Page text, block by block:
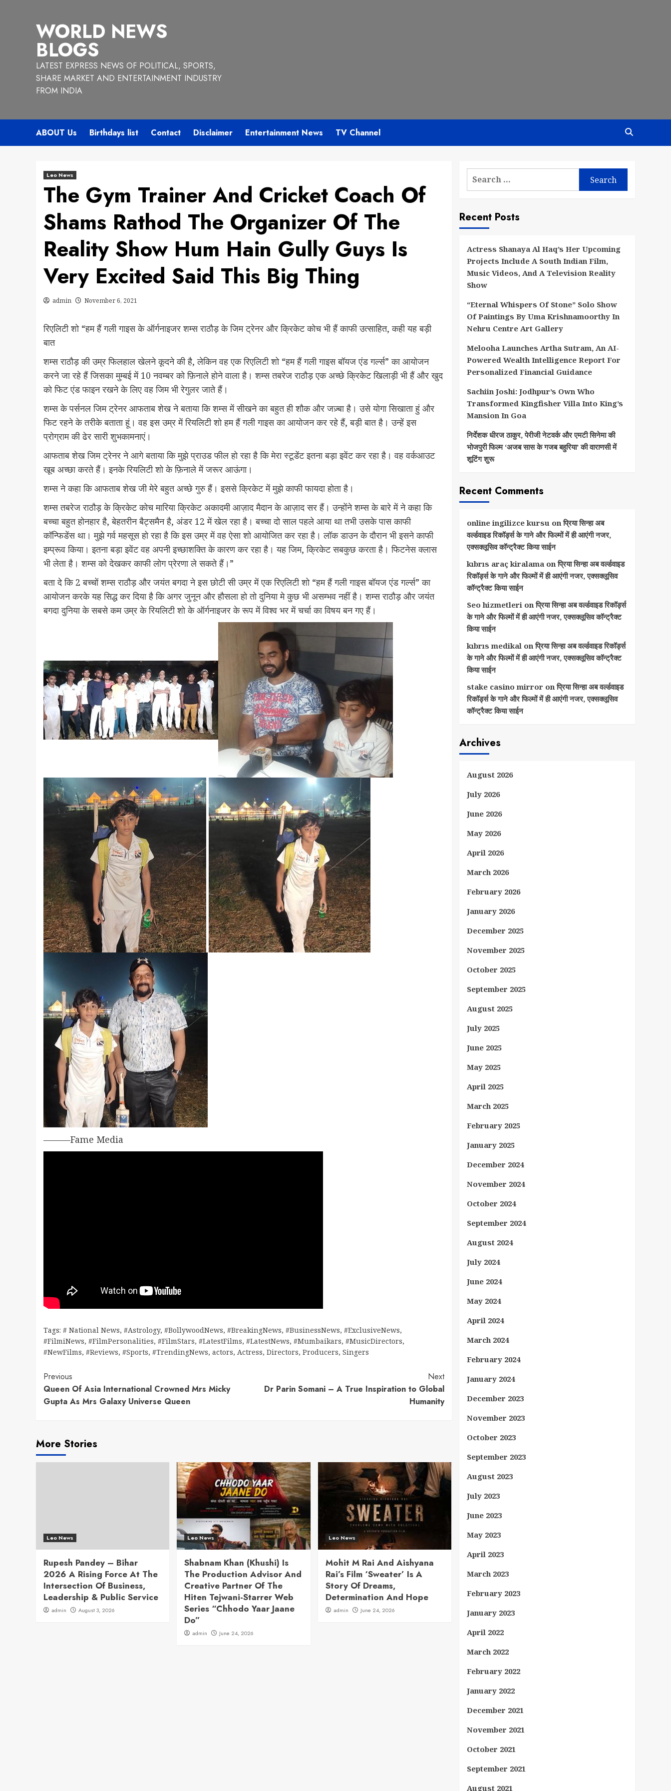
WORLD NEWS
BLOGS
LATEST EXPRESS NEWS OF POLITICAL, SPORTS,
SHARE MARKET AND ENTERTAINMENT INDUSTRY
FROM INDIA
ABOUT Us Birthdays list Contact Disclaimer Entertainment News TV Channel
Leo News
The Gym Trainer And Cricket Coach Of
Shams Rathod The Organizer Of The
Reality Show Hum Hain Gully Guys Is
Very Excited Said This Big Thing
admin November 6, 2021
रिएलिटी शो “हम हैं गली गाइस के ऑर्गनाइजर शम्स राठौड़ के जिम ट्रेनर और क्रिकेट कोच भी हैं काफी उत्साहित, कही यह बड़ी
बात
शम्स राठौड़ की उम्र फिलहाल खेलने कूदने की है, लेकिन वह एक रिएलिटी शो “हम हैं गली गाइस बॉयज एंड गर्ल्स” का आयोजन
करने जा रहे हैं जिसका मुम्बई में 10 नवम्बर को फ़िनाले होने वाला है। शम्स तबरेज राठौड़ एक अच्छे क्रिकेट खिलाड़ी भी हैं और खुद
को फिट एंड फाइन रखने के लिए वह जिम भी रेगुलर जाते हैं।
शम्स के पर्सनल जिम ट्रेनर आफताब शेख ने बताया कि शम्स में सीखने का बहुत ही शौक और जज़्बा है। उसे योगा सिखाता हुं और
फिट रहने के तरीके बताता हूं। वह इस उम्र में रियलिटी शो हम हैं गली गाइस का आयोजन कर रहे हैं, बड़ी बात है। उन्हें इस
प्रोग्राम की ढेर सारी शुभकामनाएं।
आफताब शेख जिम ट्रेनर ने आगे बताया कि मुझे प्राउड फील हो रहा है कि मेरा स्टूडेंट इतना बड़ा इवेंट कर रहा है। वह वर्कआउट
खूब अच्छा करते हैं। इनके रियलिटी शो के फ़िनाले में जरूर आऊंगा।
शम्स ने कहा कि आफताब शेख जी मेरे बहुत अच्छे गुरु हैं। इससे क्रिकेट में मुझे काफी फायदा होता है।
शम्स तबरेज राठौड़ के क्रिकेट कोच मारिया क्रिकेट अकादमी आज़ाद मैदान के आज़ाद सर हैं। उन्होंने शम्स के बारे में ने कहा कि
बच्चा बहुत होनहार है, बेहतरीन बैट्समैन है, अंडर 12 में खेल रहा है। बच्चा दो साल पहले आया था तभी उसके पास काफी
कॉन्फिडेंस था। मुझे गर्व महसूस हो रहा है कि इस उम्र में वह ऐसा शो आयोजित कर रहा है। लॉक डाउन के दौरान भी इसने काफी
इम्प्रूव किया। इतना बड़ा इवेंट वह अपनी इच्छाशक्ति के कारण कर रहा है। यह जिम, क्रिकेट सबकुछ करता है। फिटनेस क्लास
भी लेता है। शम्स को देखकर काफी लोग प्रेरणा ले सकते हैं।”
बता दे कि 2 बच्चों शम्स राठौड़ और जयंत बगदा ने इस छोटी सी उम्र में एक रिएलिटी शो “हम हैं गली गाइस बॉयज एंड गर्ल्स” का
आयोजन करके यह सिद्ध कर दिया है कि अगर जुनून और हौसला हो तो दुनिया मे कुछ भी असम्भव नहीं है। शम्स राठौड़ और जयंत
बगदा दुनिया के सबसे कम उम्र के रियलिटी शो के ऑर्गनाइजर के रूप में विश्व भर में चर्चा का विषय बन गए हैं।
———Fame Media
Tags: # National News, #Astrology, #BollywoodNews, #BreakingNews, #BusinessNews, #ExclusiveNews,
#FilmiNews, #FilmPersonalities, #FilmStars, #LatestFilms, #LatestNews, #Mumbaikars, #MusicDirectors,
#NewFilms, #Reviews, #Sports, #TrendingNews, actors, Actress, Directors, Producers, Singers
Continue
Reading
Previous
Queen Of Asia International Crowned Mrs Micky
Gupta As Mrs Galaxy Universe Queen
Next
Dr Parin Somani – A True Inspiration to Global
Humanity
More Stories
Leo News
Rupesh Pandey – Bihar
2026 A Rising Force At The
Intersection Of Business,
Leadership & Public Service
admin August 3, 2026
Leo News
Shabnam Khan (Khushi) Is
The Production Advisor And
Creative Partner Of The
Hiten Tejwani-Starrer Web
Series “Chhodo Yaar Jaane
Do”
admin June 24, 2026
Leo News
Mohit M Rai And Aishyana
Rai’s Film ‘Sweater’ Is A
Story Of Dreams,
Determination And Hope
admin June 24, 2026
Search
Recent Posts
Actress Shanaya Al Haq’s Her Upcoming
Projects Include A South Indian Film,
Music Videos, And A Television Reality
Show
“Eternal Whispers Of Stone” Solo Show
Of Paintings By Uma Krishnamoorthy In
Nehru Centre Art Gallery
Melooha Launches Artha Sutram, An AI-
Powered Wealth Intelligence Report For
Personalized Financial Guidance
Sachiin Joshi: Jodhpur’s Own Who
Transformed Kingfisher Villa Into King’s
Mansion In Goa
निर्देशक धीरज ठाकुर, पेरीजी नेटवर्क और एमटी सिनेमा की
भोजपुरी फिल्म ‘अजब सास के गजब बहुरिया’ की वाराणसी में
शूटिंग शुरू
Recent Comments
online ingilizce kursu onप्रिया सिन्हा अब
वर्ल्डवाइड रिकॉर्ड्स के गाने और फिल्मों में ही आएंगी नजर,
एक्सक्लूसिव कॉन्ट्रैक्ट किया साईन
kıbrıs araç kiralamaonप्रिया सिन्हा अब वर्ल्डवाइड
रिकॉर्ड्स के गाने और फिल्मों में ही आएंगी नजर, एक्सक्लूसिव
कॉन्ट्रैक्ट किया साईन
Seo hizmetlerionप्रिया सिन्हा अब वर्ल्डवाइड रिकॉर्ड्स
के गाने और फिल्मों में ही आएंगी नजर, एक्सक्लूसिव कॉन्ट्रैक्ट
किया साईन
kıbrıs medikalonप्रिया सिन्हा अब वर्ल्डवाइड रिकॉर्ड्स
के गाने और फिल्मों में ही आएंगी नजर, एक्सक्लूसिव कॉन्ट्रैक्ट
किया साईन
stake casino mirror onप्रिया सिन्हा अब वर्ल्डवाइड
रिकॉर्ड्स के गाने और फिल्मों में ही आएंगी नजर, एक्सक्लूसिव
कॉन्ट्रैक्ट किया साईन
Archives
August 2026
July 2026
June 2026
May 2026
April 2026
March 2026
February 2026
January 2026
December 2025
November 2025
October 2025
September 2025
August 2025
July 2025
June 2025
May 2025
April 2025
March 2025
February 2025
January 2025
December 2024
November 2024
October 2024
September 2024
August 2024
July 2024
June 2024
May 2024
April 2024
March 2024
February 2024
January 2024
December 2023
November 2023
October 2023
September 2023
August 2023
July 2023
June 2023
May 2023
April 2023
March 2023
February 2023
January 2023
April 2022
March 2022
February 2022
January 2022
December 2021
November 2021
October 2021
September 2021
August 2021